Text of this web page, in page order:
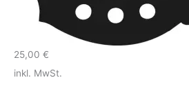
25,00 €
inkl. MwSt.